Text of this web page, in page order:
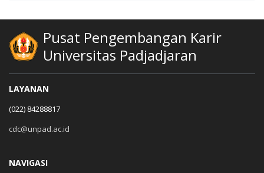
Pusat Pengembangan Karir
Universitas Padjadjaran
LAYANAN
(022) 84288817
cdc@unpad.ac.id
NAVIGASI